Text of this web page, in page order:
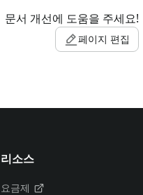
문서 개선에 도움을 주세요!
페이지 편집
리소스
요금제